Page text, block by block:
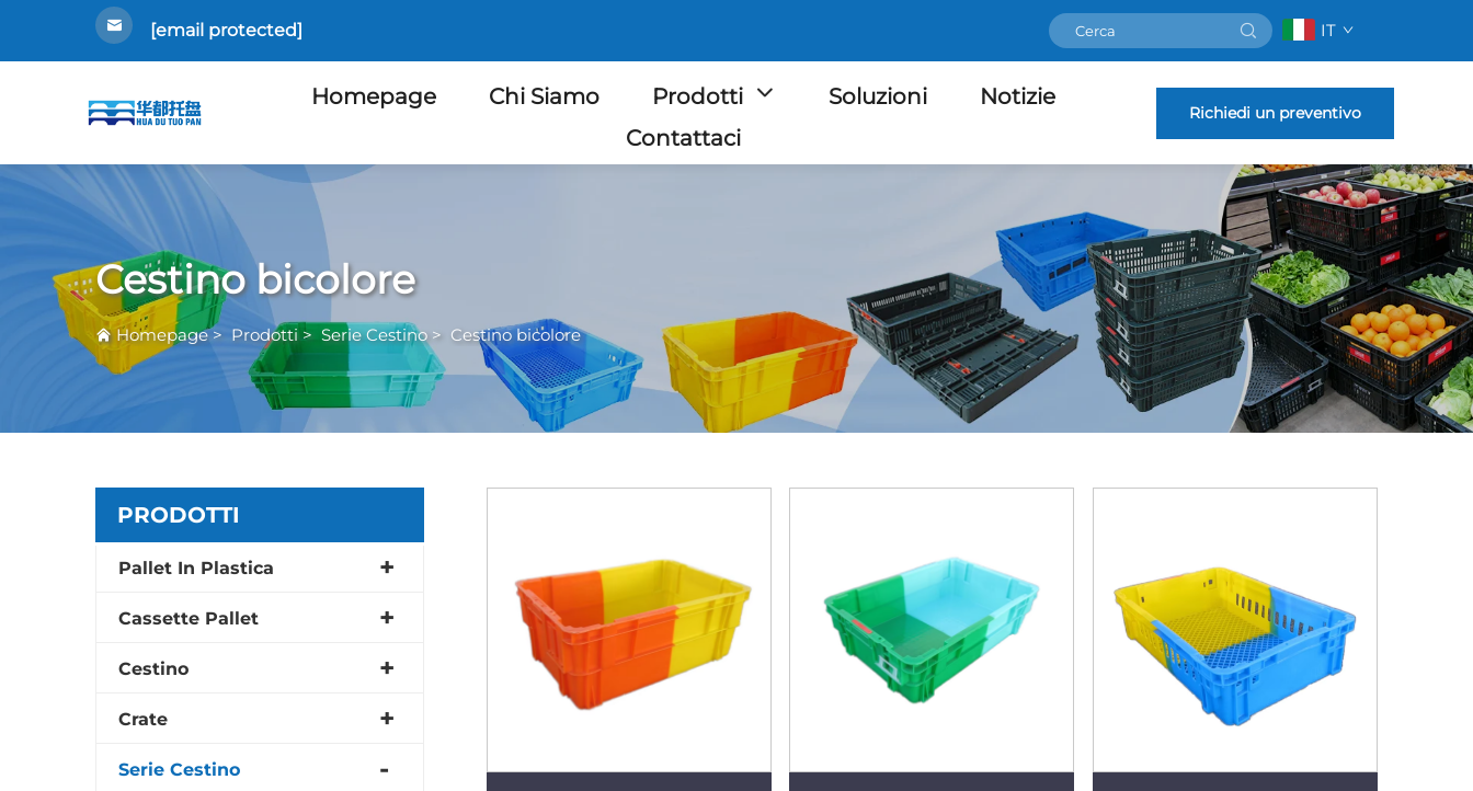
[email protected] IT
Homepage Chi Siamo Prodotti Soluzioni
Notizie
Contattaci
Richiedi un preventivo
Cestino bicolore
Homepage> Prodotti > Serie Cestino > Cestino bicolore
PRODOTTI
Pallet In Plastica
Cassette Pallet
Cestino
Crate
Serie Cestino